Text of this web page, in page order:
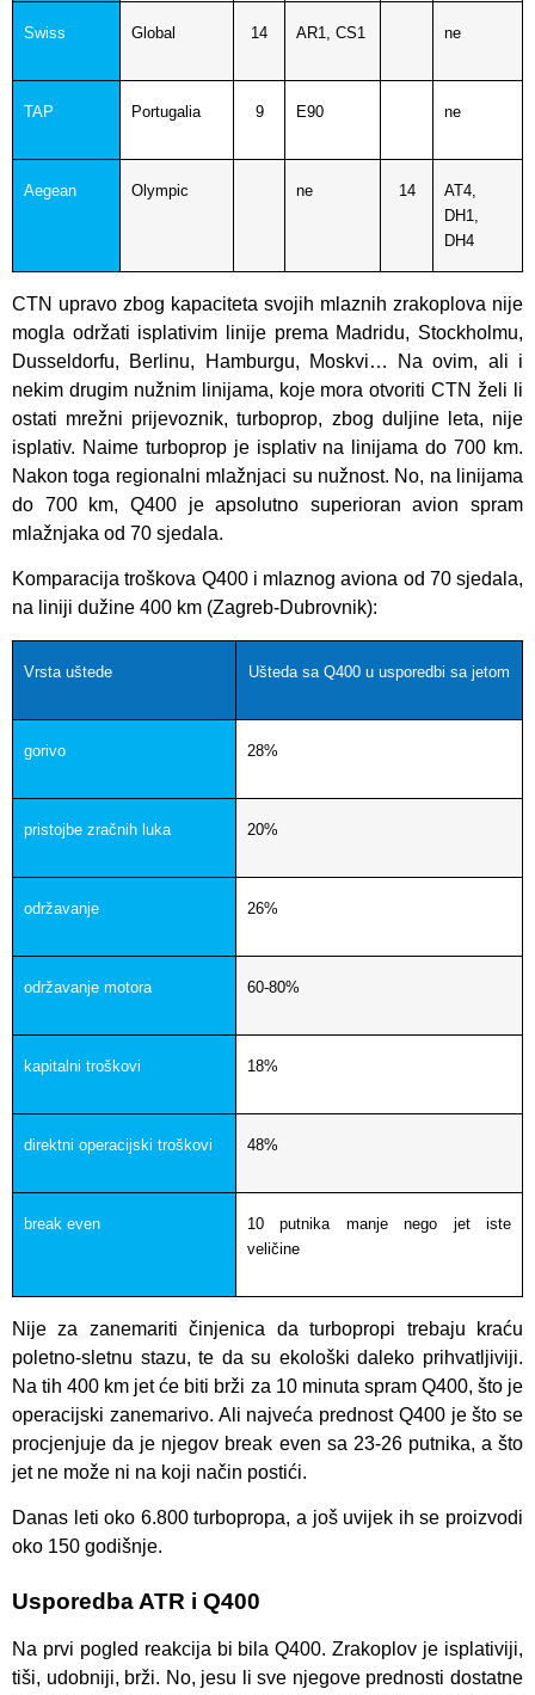
Swiss Global 14 AR1, CS1 ne
TAP Portugalia 9 E90 ne
Aegean Olympic ne 14
AT4,
DH1,
DH4
CTN upravo zbog kapaciteta svojih mlaznih zrakoplova nije
mogla održati isplativim linije prema Madridu, Stockholmu,
Dusseldorfu, Berlinu, Hamburgu, Moskvi… Na ovim, ali i
nekim drugim nužnim linijama, koje mora otvoriti CTN želi li
ostati mrežni prijevoznik, turboprop, zbog duljine leta, nije
isplativ. Naime turboprop je isplativ na linijama do 700 km.
Nakon toga regionalni mlažnjaci su nužnost. No, na linijama
do 700 km, Q400 je apsolutno superioran avion spram
mlažnjaka od 70 sjedala.
Komparacija troškova Q400 i mlaznog aviona od 70 sjedala,
na liniji dužine 400 km (Zagreb-Dubrovnik):
Vrsta uštede Ušteda sa Q400 u usporedbi sa jetom
gorivo 28%
pristojbe zračnih luka 20%
održavanje 26%
održavanje motora 60-80%
kapitalni troškovi 18%
direktni operacijski troškovi 48%
break even
10 putnika manje nego jet iste
veličine
Nije za zanemariti činjenica da turbopropi trebaju kraću
poletno-sletnu stazu, te da su ekološki daleko prihvatljiviji.
Na tih 400 km jet će biti brži za 10 minuta spram Q400, što je
operacijski zanemarivo. Ali najveća prednost Q400 je što se
procjenjuje da je njegov break even sa 23-26 putnika, a što
jet ne može ni na koji način postići.
Danas leti oko 6.800 turbopropa, a još uvijek ih se proizvodi
oko 150 godišnje.
Usporedba ATR i Q400
Na prvi pogled reakcija bi bila Q400. Zrakoplov je isplativiji,
tiši, udobniji, brži. No, jesu li sve njegove prednosti dostatne